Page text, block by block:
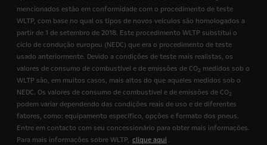
mencionados estão em conformidade com o procedimento de teste
WLTP, com base no qual os tipos de novos veículos são homologados a
partir de 1 de setembro de 2018. Este procedimento WLTP substitui o
ciclo de condução europeu (NEDC) que era o procedimento de teste
usado anteriormente. Devido a condições de teste mais realistas, os
valores de consumo de combustível e de emissões de CO2 medidos sob o
WLTP são, em muitos casos, mais altos do que aqueles medidos sob o
NEDC. Os valores de consumo de combustível e de emissões de CO2
podem variar dependendo das condições reais de uso e de diferentes
fatores, como: equipamento específico, opções e formato dos pneus.
Entre em contacto com seu concessionário para obter mais informações.
Para mais informações sobre WLTP, clique aqui .